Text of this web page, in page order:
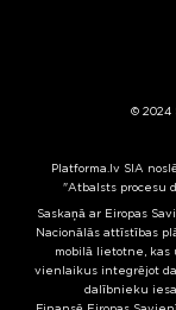
© 2024
Platforma.lv SIA
"Atbalsts procesu
Saskaņā ar Eiropas
Nacionālās attīstības
mobilā lietotne,
vienlaikus integrējot
dalībnieku